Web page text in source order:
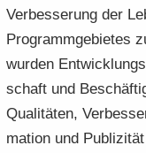
Ver­bes­se­rung der
Pro­gramm­ge­bie­tes
wur­den
schaft und
Qua­li­tä­ten,
ma­ti­on und